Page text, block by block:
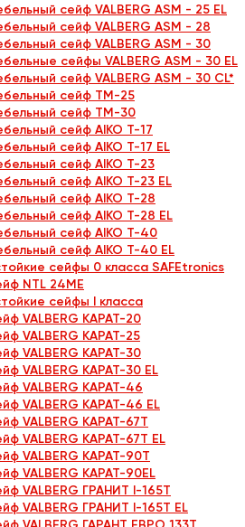
сейф VALBERG ASM - 25 EL
сейф VALBERG ASM - 28
сейф VALBERG ASM - 30
сейфы VALBERG ASM - 30 EL
сейф VALBERG ASM - 30 CL*
сейф TM-25
сейф TM-30
сейф AIKO Т-17
сейф AIKO Т-17 EL
сейф AIKO Т-23
сейф AIKO Т-23 EL
сейф AIKO Т-28
сейф AIKO Т-28 EL
сейф AIKO Т-40
сейф AIKO Т-40 EL
сейфы 0 класса SAFEtronics
NTL 24MЕ
сейфы I класса
VALBERG КАРАТ-20
VALBERG КАРАТ-25
VALBERG КАРАТ-30
VALBERG КАРАТ-30 EL
VALBERG КАРАТ-46
VALBERG КАРАТ-46 EL
VALBERG КАРАТ-67T
VALBERG КАРАТ-67T EL
VALBERG КАРАТ-90T
VALBERG КАРАТ-90EL
VALBERG ГРАНИТ I-165T
VALBERG ГРАНИТ I-165T EL